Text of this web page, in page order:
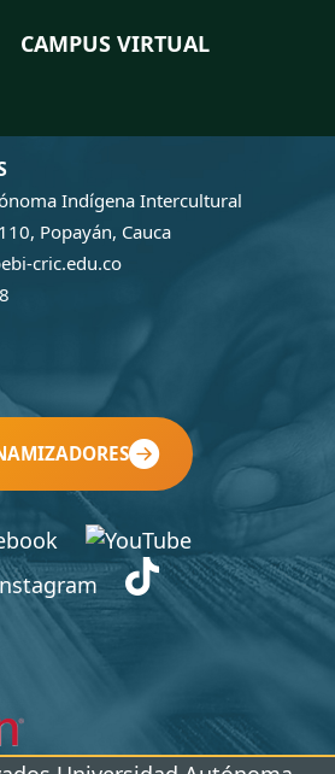
CAMPUS VIRTUAL
Indígena Intercultural
Popayán, Cauca
cric.edu.co